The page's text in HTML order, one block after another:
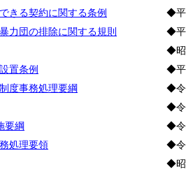
きる契約に関する条例
◆平
力団の排除に関する規則
◆平
◆昭
置条例
◆平
度事務処理要綱
◆令
◆令
要綱
◆令
処理要領
◆令
◆昭